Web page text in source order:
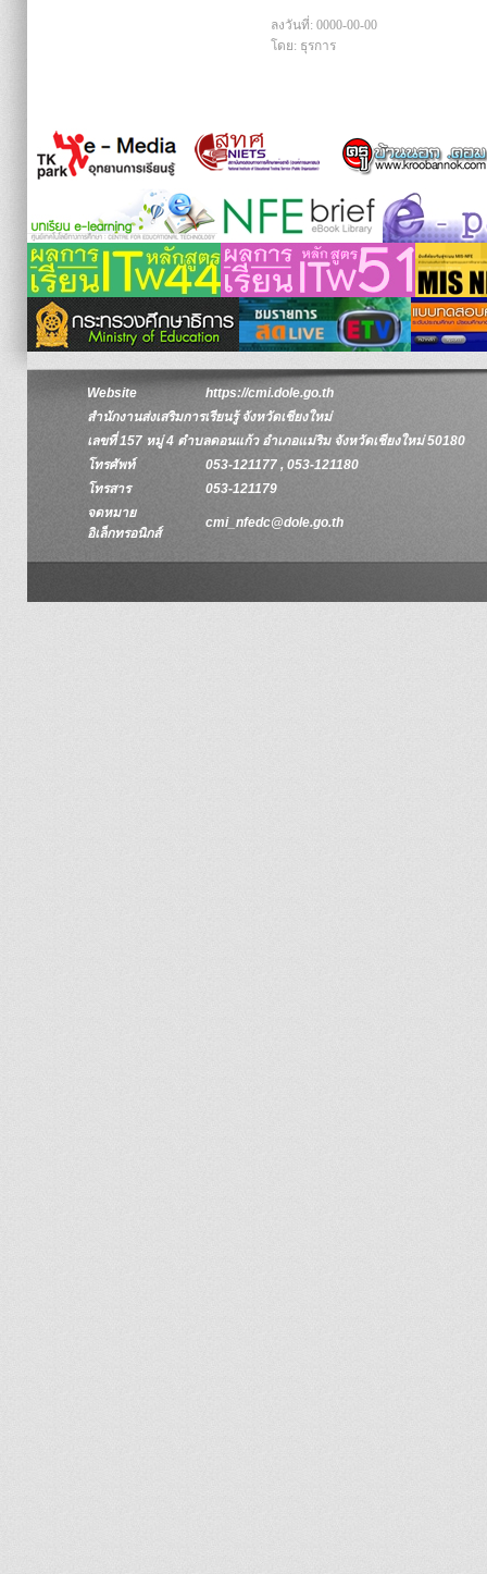
ลงวันที่: 0000-00-00
โดย: ธุรการ
Website
https://cmi.dole.go.th
สำนักงานส่งเสริมการเรียนรู้ จังหวัดเชียงใหม่
เลขที่ 157 หมู่ 4 ตำบลดอนแก้ว อำเภอแม่ริม จังหวัดเชียงใหม่ 50180
โทรศัพท์
053-121177 , 053-121180
โทรสาร
053-121179
จดหมาย
อิเล็กทรอนิกส์
cmi_nfedc@dole.go.th